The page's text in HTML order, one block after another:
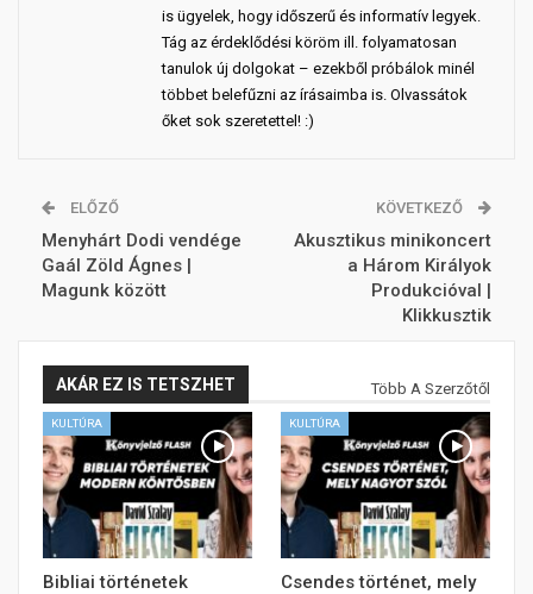
is ügyelek, hogy időszerű és informatív legyek.
Tág az érdeklődési köröm ill. folyamatosan
tanulok új dolgokat – ezekből próbálok minél
többet belefűzni az írásaimba is. Olvassátok
őket sok szeretettel! :)
ELŐZŐ
Menyhárt Dodi vendége
Gaál Zöld Ágnes |
Magunk között
KÖVETKEZŐ
Akusztikus minikoncert
a Három Királyok
Produkcióval |
Klikkusztik
AKÁR EZ IS TETSZHET Több A Szerzőtől
KULTÚRA
Bibliai történetek
KULTÚRA
Csendes történet, mely